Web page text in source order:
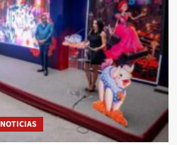
NOTICIAS